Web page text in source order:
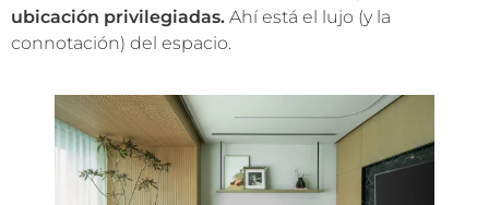
ubicación privilegiadas. Ahí está el lujo (y la
connotación) del espacio.